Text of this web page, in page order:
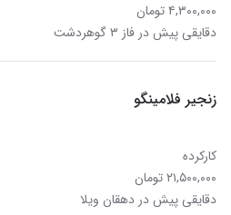
۴,۳۰۰,۰۰۰ تومان
دقایقی پیش در فاز ۳ گوهردشت
زنجیر فلامینگو
کارکرده
۲۱,۵۰۰,۰۰۰ تومان
دقایقی پیش در دهقان ویلا